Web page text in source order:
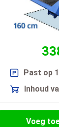
Past op
Inhoud
Voeg